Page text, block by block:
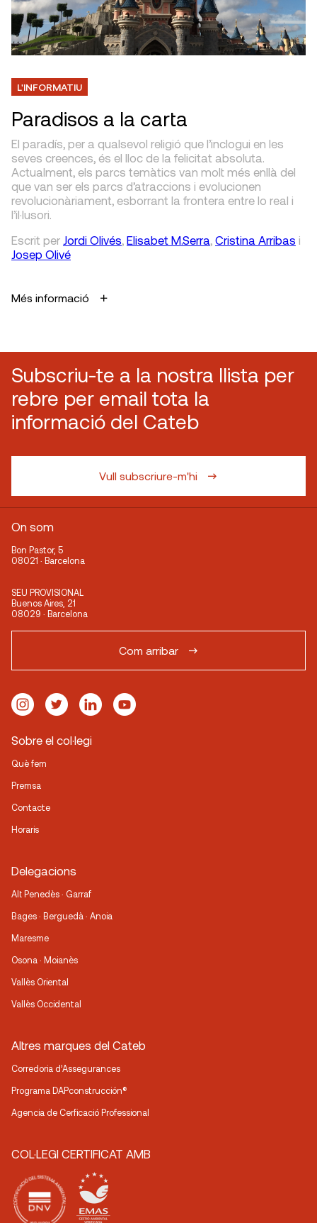
L'INFORMATIU
Paradisos a la carta
El paradís, per a qualsevol religió que l’inclogui en les
seves creences, és el lloc de la felicitat absoluta.
Actualment, els parcs temàtics van molt més enllà del
que van ser els parcs d’atraccions i evolucionen
revolucionàriament, esborrant la frontera entre lo real i
l’il·lusori.
Escrit per Jordi Olivés, Elisabet M.Serra, Cristina Arribas i
Josep Olivé
Més informació
Subscriu-te a la nostra llista per
rebre per email tota la
informació del Cateb
Vull subscriure-m'hi
On som
Bon Pastor, 5
08021 · Barcelona
SEU PROVISIONAL
Buenos Aires, 21
08029 · Barcelona
Com arribar
Sobre el col·legi
Què fem
Premsa
Contacte
Horaris
Delegacions
Alt Penedès · Garraf
Bages · Berguedà · Anoia
Maresme
Osona · Moianès
Vallès Oriental
Vallès Occidental
Altres marques del Cateb
Corredoria d’Assegurances
Programa DAPconstrucción®
Agencia de Cerficació Professional
COL·LEGI CERTIFICAT AMB